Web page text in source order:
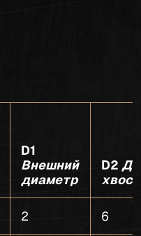
D1
Внешний
диаметр
D2
2 6